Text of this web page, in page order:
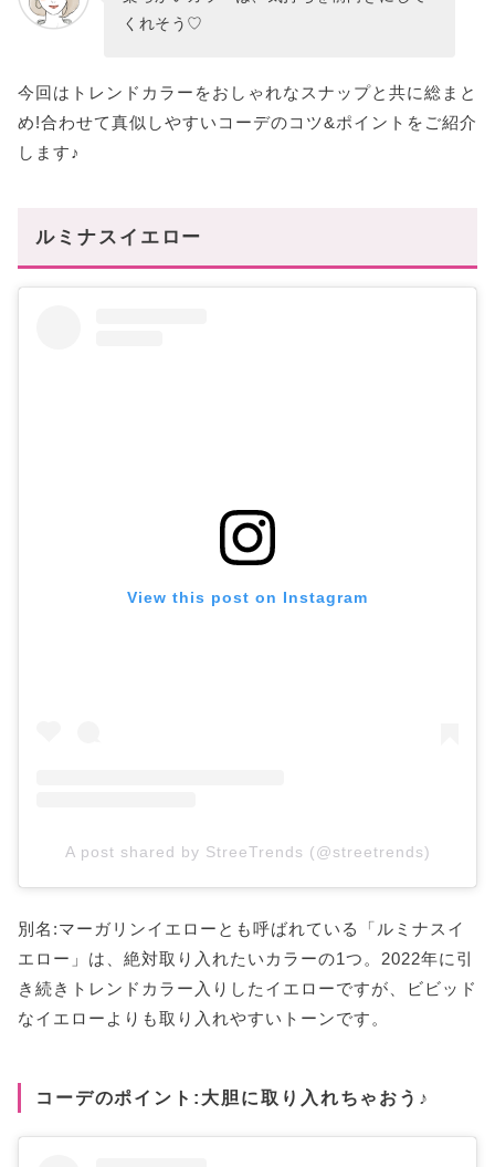
くれそう♡
今回はトレンドカラーをおしゃれなスナップと共に総まと
め!合わせて真似しやすいコーデのコツ&ポイントをご紹介
します♪
ルミナスイエロー
View this post on Instagram
A post shared by StreeTrends (@streetrends)
別名:マーガリンイエローとも呼ばれている「ルミナスイ
エロー」は、絶対取り入れたいカラーの1つ。2022年に引
き続きトレンドカラー入りしたイエローですが、ビビッド
なイエローよりも取り入れやすいトーンです。
コーデのポイント:大胆に取り入れちゃおう♪